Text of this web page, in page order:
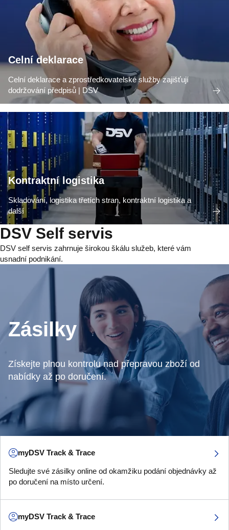
Celní deklarace
Celní deklarace a zprostředkovatelské služby zajišťují
dodržování předpisů | DSV
Kontraktní logistika
Skladování, logistika třetích stran, kontraktní logistika a
další
DSV Self servis
DSV self servis zahrnuje širokou škálu služeb, které vám
usnadní podnikání.
Zásilky
Získejte plnou kontrolu nad přepravou zboží od
nabídky až po doručení.
myDSV Track & Trace
Sledujte své zásilky online od okamžiku podání objednávky až
po doručení na místo určení.
myDSV Track & Trace